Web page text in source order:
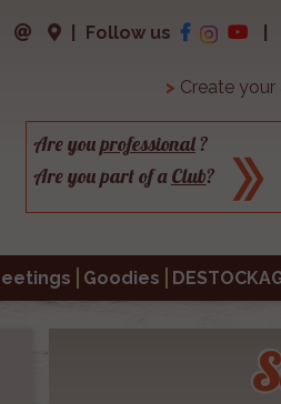
Follow us
> Create
Are youprofessional?
Are you part of aClub?
Goodies